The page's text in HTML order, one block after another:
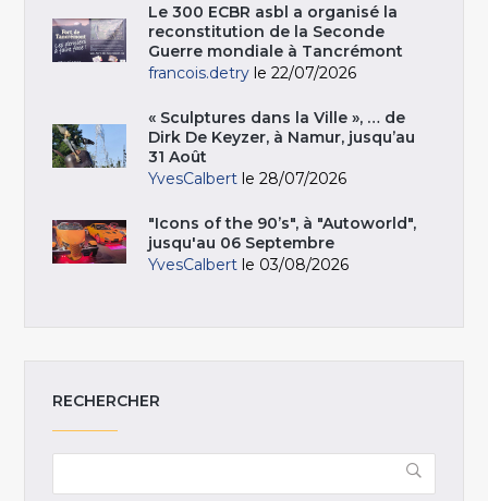
Le 300 ECBR asbl a organisé la
reconstitution de la Seconde
Guerre mondiale à Tancrémont
francois.detry le 22/07/2026
« Sculptures dans la Ville », … de
Dirk De Keyzer, à Namur, jusqu’au
31 Août
YvesCalbert le 28/07/2026
"Icons of the 90’s", à "Autoworld",
jusqu'au 06 Septembre
YvesCalbert le 03/08/2026
RECHERCHER